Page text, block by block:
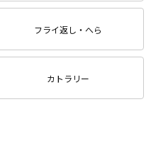
フライ返し・へら
カトラリー